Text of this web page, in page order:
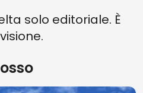
solo editoriale. È